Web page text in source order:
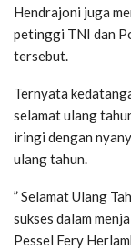
Hendrajoni juga
petinggi TNI dan
tersebut.
Ternyata
selamat ulang
iringi dengan
ulang tahun.
” Selamat Ulang
sukses dalam
Pessel Fery